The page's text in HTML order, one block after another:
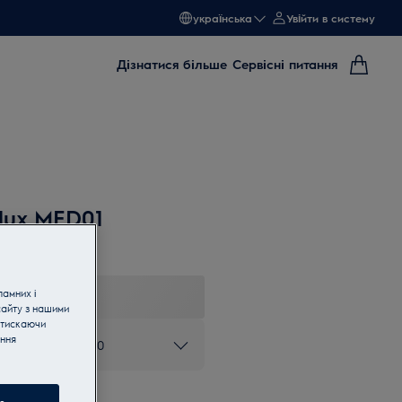
українська Увійти в систему
Дізнатися більше Сервісні питання
MFD01
0 800 50 80 20
і
з нашими